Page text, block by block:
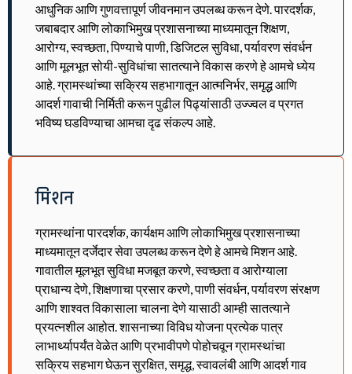
आधुनिक आणि गुणवत्तापूर्ण जीवनमान उपलब्ध करून देणे. पारदर्शक,
जबाबदार आणि लोकाभिमुख प्रशासनाच्या माध्यमातून शिक्षण,
आरोग्य, स्वच्छता, पिण्याचे पाणी, डिजिटल सुविधा, पर्यावरण संवर्धन
आणि मूलभूत सोयी-सुविधांचा सातत्याने विकास करणे हे आमचे ध्येय
आहे. ग्रामस्थांच्या सक्रिय सहभागातून आत्मनिर्भर, समृद्ध आणि
आदर्श गावाची निर्मिती करून पुढील पिढ्यांसाठी उज्ज्वल व प्रगत
भविष्य घडविण्याचा आमचा दृढ संकल्प आहे.
मिशन
ग्रामस्थांना पारदर्शक, कार्यक्षम आणि लोकाभिमुख प्रशासनाच्या
माध्यमातून दर्जेदार सेवा उपलब्ध करून देणे हे आमचे मिशन आहे.
गावातील मूलभूत सुविधा मजबूत करणे, स्वच्छता व आरोग्याला
प्राधान्य देणे, शिक्षणाचा प्रसार करणे, पाणी संवर्धन, पर्यावरण संरक्षण
आणि शाश्वत विकासाला चालना देणे यासाठी आम्ही सातत्याने
प्रयत्नशील आहोत. शासनाच्या विविध योजना प्रत्येक पात्र
लाभार्थ्यापर्यंत वेळेत आणि प्रभावीपणे पोहोचवून ग्रामस्थांचा
सक्रिय सहभाग घेऊन सुरक्षित, समृद्ध, स्वावलंबी आणि आदर्श गाव